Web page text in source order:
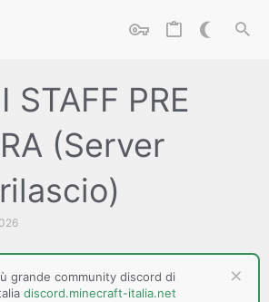
STAFF PRE
(Server
grande community discord di
discord.minecraft-italia.net